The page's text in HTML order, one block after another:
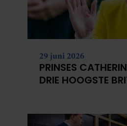
29 juni 2026
PRINSES
DRIE HOOGSTE